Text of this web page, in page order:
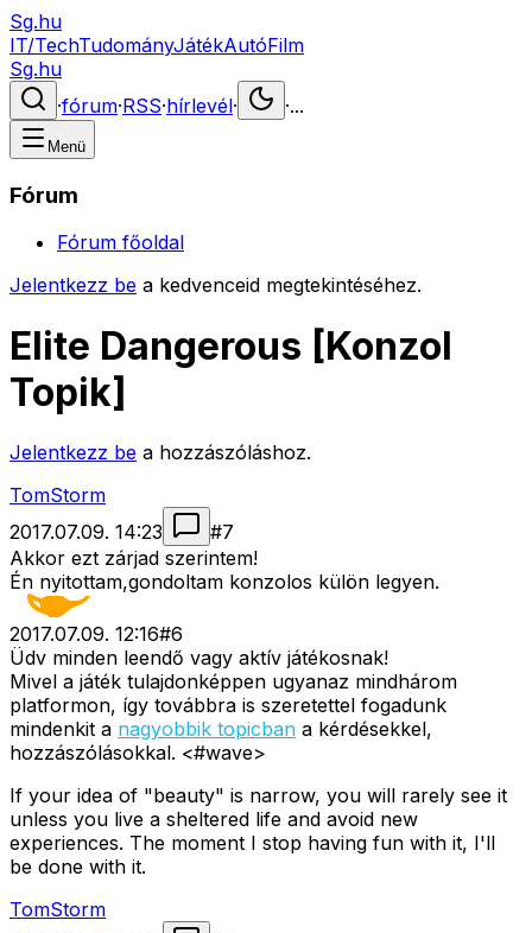
Sg.hu
IT/TechTudományJátékAutóFilm
Sg.hu
·fórum·RSS·hírlevél· ·...
Menü
Fórum
Fórum főoldal
Jelentkezz be a kedvenceid megtekintéséhez.
Elite Dangerous [Konzol
Topik]
Jelentkezz be a hozzászóláshoz.
TomStorm
2017.07.09. 14:23
#7
Akkor ezt zárjad szerintem!
Én nyitottam,gondoltam konzolos külön legyen.
2017.07.09. 12:16#6
Üdv minden leendő vagy aktív játékosnak!
Mivel a játék tulajdonképpen ugyanaz mindhárom
platformon, így továbbra is szeretettel fogadunk
mindenkit a nagyobbik topicban a kérdésekkel,
hozzászólásokkal. <#wave>
If your idea of "beauty" is narrow, you will rarely see it
unless you live a sheltered life and avoid new
experiences. The moment I stop having fun with it, I'll
be done with it.
TomStorm